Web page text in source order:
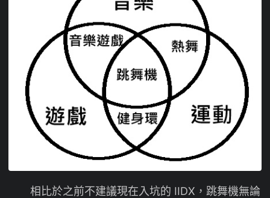
相比於之前不建議現在入坑的 IIDX，跳舞機無論